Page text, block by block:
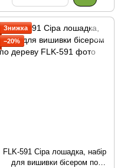
Знижка
−20%
FLK-591 Сіра лошадка, набір
для вишивки бісером по